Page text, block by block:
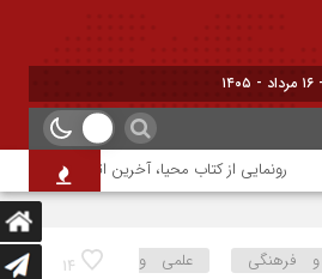
رونمایی از کتاب محیا، آخرین اثر نویسنده جوان
14 فرهنگی
علمی و